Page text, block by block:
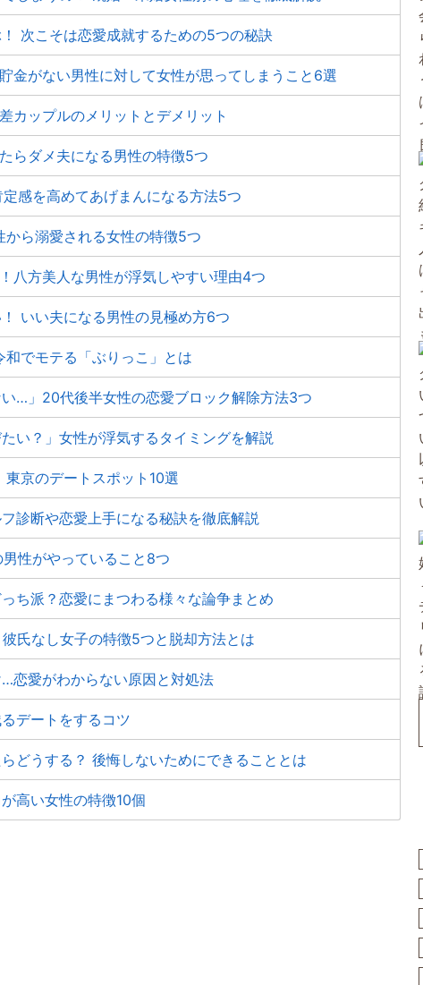
次こそは恋愛成就するための5つの秘訣
金がない男性に対して女性が思ってしまうこと6選
カップルのメリットとデメリット
らダメ夫になる男性の特徴5つ
感を高めてあげまんになる方法5つ
ら溺愛される女性の特徴5つ
八方美人な男性が浮気しやすい理由4つ
いい夫になる男性の見極め方6つ
でモテる「ぶりっこ」とは
い…」20代後半女性の恋愛ブロック解除方法3つ
い？」女性が浮気するタイミングを解説
京のデートスポット10選
診断や恋愛上手になる秘訣を徹底解説
性がやっていること8つ
ち派？恋愛にまつわる様々な論争まとめ
氏なし女子の特徴5つと脱却方法とは
恋愛がわからない原因と対処法
デートをするコツ
どうする？ 後悔しないためにできることとは
高い女性の特徴10個